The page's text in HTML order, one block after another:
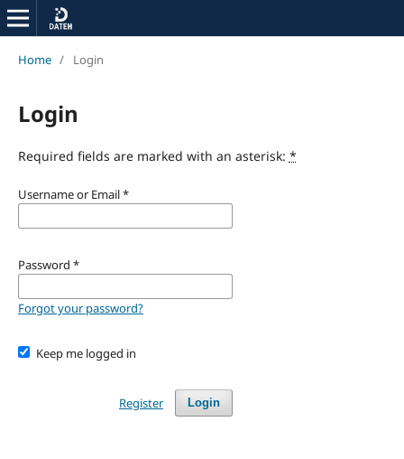
Home / Login
Login
Required fields are marked with an asterisk: *
Username or Email*
Password *
Forgot your password?
Keep me logged in
Login
Register